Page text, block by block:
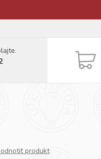
produkt